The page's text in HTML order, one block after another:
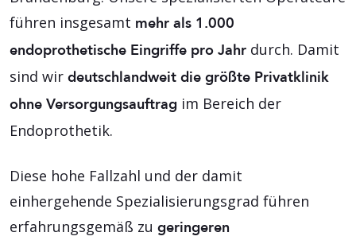
führen insgesamt mehr als 1.000
endoprothetische Eingriffe pro Jahr durch. Damit
sind wir deutschlandweit die größte Privatklinik
ohne Versorgungsauftrag im Bereich der
Endoprothetik.
Diese hohe Fallzahl und der damit
einhergehende Spezialisierungsgrad führen
erfahrungsgemäß zu geringeren